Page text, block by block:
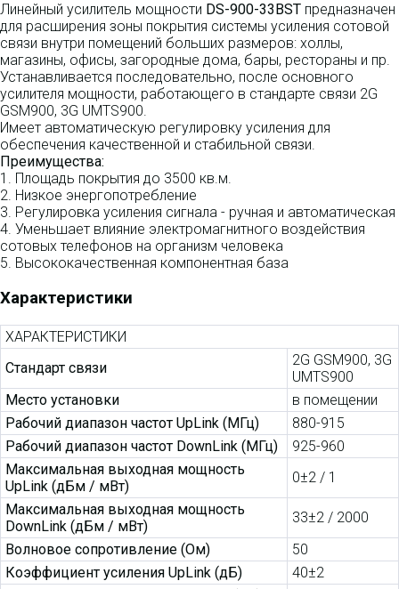
Линейный усилитель мощности DS-900-33BST предназначен
для расширения зоны покрытия системы усиления сотовой
связи внутри помещений больших размеров: холлы,
магазины, офисы, загородные дома, бары, рестораны и пр.
Устанавливается последовательно, после основного
усилителя мощности, работающего в стандарте связи 2G
GSM900, 3G UMTS900.
Имеет автоматическую регулировку усиления для
обеспечения качественной и стабильной связи.
Преимущества:
1. Площадь покрытия до 3500 кв.м.
2. Низкое энергопотребление
3. Регулировка усиления сигнала - ручная и автоматическая
4. Уменьшает влияние электромагнитного воздействия
сотовых телефонов на организм человека
5. Высококачественная компонентная база
Характеристики
ХАРАКТЕРИСТИКИ
Стандарт связи
2G GSM900, 3G
UMTS900
Место установки
в помещении
Рабочий диапазон частот UpLink (МГц)
880-915
Рабочий диапазон частот DownLink (МГц)
925-960
Максимальная выходная мощность
UpLink (дБм / мВт)
0±2 / 1
Максимальная выходная мощность
DownLink (дБм / мВт)
33±2 / 2000
Волновое сопротивление (Ом)
50
Коэффициент усиления UpLink (дБ)
40±2